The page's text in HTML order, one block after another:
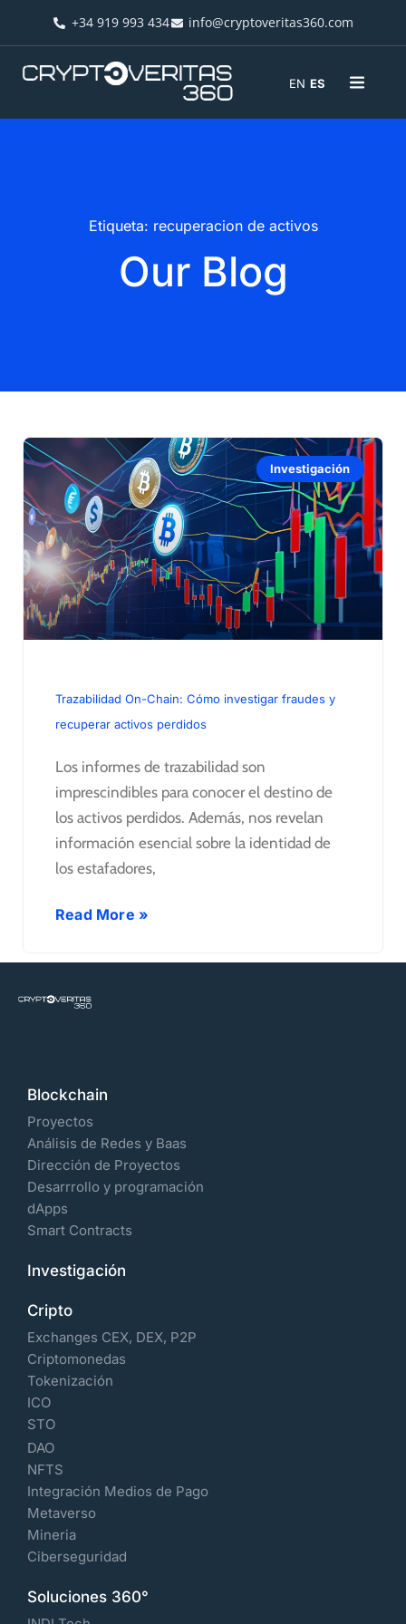
+34 919 993 434 info@cryptoveritas360.com
EN ES
Etiqueta: recuperacion de activos
Our Blog
Investigación
Trazabilidad On-Chain: Cómo investigar fraudes y
recuperar activos perdidos
Los informes de trazabilidad son
imprescindibles para conocer el destino de
los activos perdidos. Además, nos revelan
información esencial sobre la identidad de
los estafadores,
Read More »
Blockchain
Proyectos
Análisis de Redes y Baas
Dirección de Proyectos
Desarrrollo y programación
dApps
Smart Contracts
Investigación
Cripto
Exchanges CEX, DEX, P2P
Criptomonedas
Tokenización
ICO
STO
DAO
NFTS
Integración Medios de Pago
Metaverso
Mineria
Ciberseguridad
Soluciones 360°